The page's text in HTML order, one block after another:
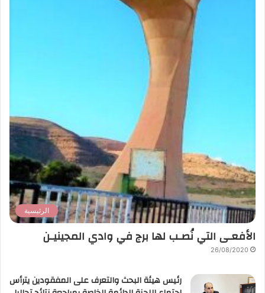
الرئيسية
الأفعـى التي نُصـب لها برج في وادي المجينيـن
26/08/2020
رئيس هيئة البحث والتعرف على المفقودين يترأس